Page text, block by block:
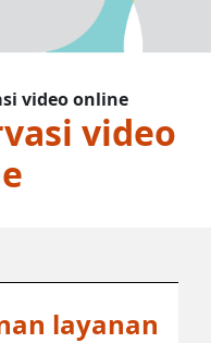
video online
video
layanan